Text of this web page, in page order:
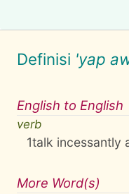
Definisi 'yap
English to English
verb
1talk incessantly
More Word(s)